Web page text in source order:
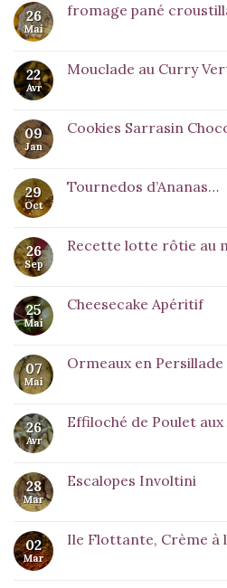
26
Mai
fromage pané
22
Avr
Mouclade au Curry
09
Jan
Cookies Sarrasin
29
Oct
Tournedos d’Ananas…
26
Sep
Recette lotte rôtie au
25
Mai
Cheesecake Apéritif
07
Mai
Ormeaux en Persillade
26
Avr
Effiloché de Poulet aux
28
Mar
Escalopes Involtini
02
Mar
Ile Flottante, Crème à